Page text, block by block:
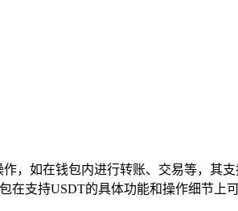
，如在钱包内进行转账、交易等，其
在支持USDT的具体功能和操作细节上